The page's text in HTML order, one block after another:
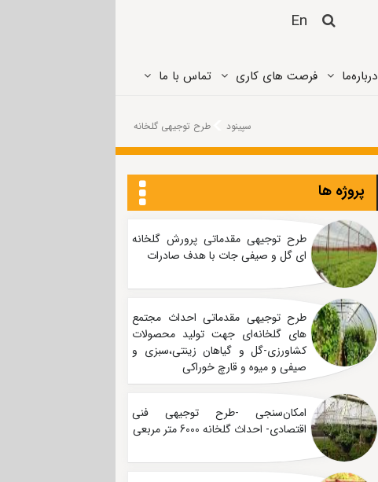
En
درباره‌ما فرصت های کاری تماس ‌با ما
سپینود طرح توجیهی گلخانه
پروژه ها
طرح توجیهی مقدماتی پرورش گلخانه
ای گل و صیفی جات با هدف صادرات
طرح توجیهی مقدماتی احداث مجتمع
های گلخانه‌ای جهت تولید محصولات
کشاورزی-گل و گیاهان زینتی،سبزی و
صیفی و میوه و قارچ خوراکی
امکان‌سنجی -طرح توجیهی فنی
اقتصادی- احداث گلخانه 6000 متر مربعی